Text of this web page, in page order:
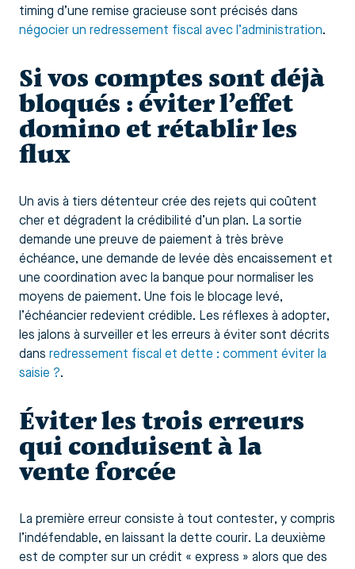
timing d’une remise gracieuse sont précisés dans
négocier un redressement fiscal avec l’administration.
Si vos comptes sont déjà
bloqués : éviter l’effet
domino et rétablir les
flux
Un avis à tiers détenteur crée des rejets qui coûtent
cher et dégradent la crédibilité d’un plan. La sortie
demande une preuve de paiement à très brève
échéance, une demande de levée dès encaissement et
une coordination avec la banque pour normaliser les
moyens de paiement. Une fois le blocage levé,
l’échéancier redevient crédible. Les réflexes à adopter,
les jalons à surveiller et les erreurs à éviter sont décrits
dans redressement fiscal et dette : comment éviter la
saisie ?.
Éviter les trois erreurs
qui conduisent à la
vente forcée
La première erreur consiste à tout contester, y compris
l’indéfendable, en laissant la dette courir. La deuxième
est de compter sur un crédit « express » alors que des